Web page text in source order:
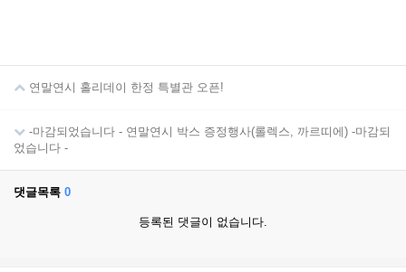
연말연시 홀리데이 한정 특별관 오픈!
-마감되었습니다 - 연말연시 박스 증정행사(롤렉스, 까르띠에) -마감되
었습니다 -
댓글목록 0
등록된 댓글이 없습니다.